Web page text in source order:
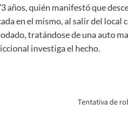
años, quién manifestó que
en el mismo, al salir del
tratándose de una auto
investiga el hecho.
Tentativa de